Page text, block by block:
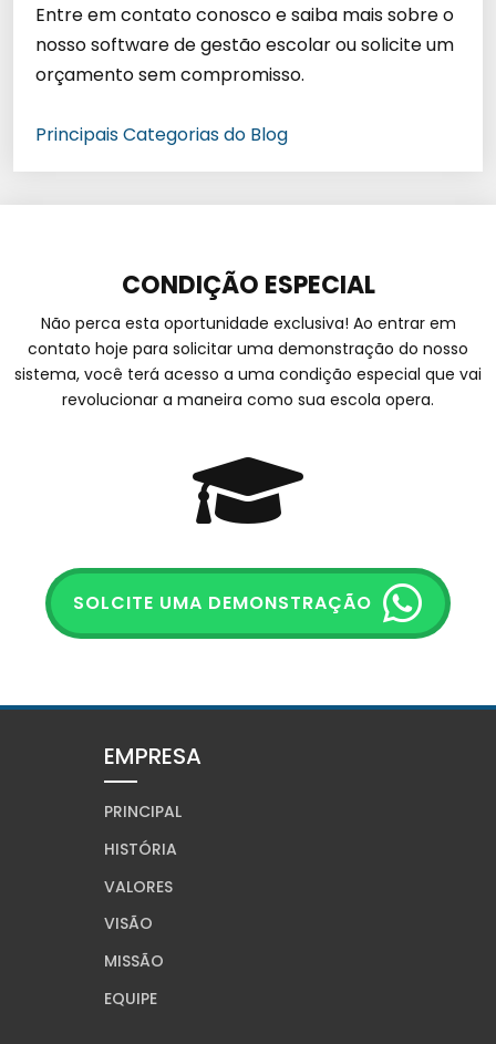
Entre em contato conosco e saiba mais sobre o
nosso software de gestão escolar ou solicite um
orçamento sem compromisso.
Principais Categorias do Blog
CONDIÇÃO ESPECIAL
Não perca esta oportunidade exclusiva! Ao entrar em
contato hoje para solicitar uma demonstração do nosso
sistema, você terá acesso a uma condição especial que vai
revolucionar a maneira como sua escola opera.
SOLCITE UMA DEMONSTRAÇÃO
EMPRESA
PRINCIPAL
HISTÓRIA
VALORES
VISÃO
MISSÃO
EQUIPE